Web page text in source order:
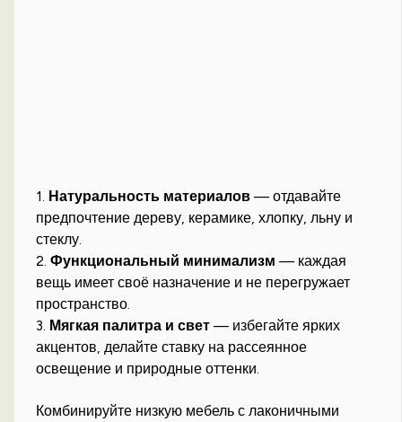
1. Натуральность материалов — отдавайте
предпочтение дереву, керамике, хлопку, льну и
стеклу.
2.Функциональный минимализм — каждая
вещь имеет своё назначение и не перегружает
пространство.
3. Мягкая палитра и свет — избегайте ярких
акцентов, делайте ставку на рассеянное
освещение и природные оттенки.
Комбинируйте низкую мебель с лаконичными